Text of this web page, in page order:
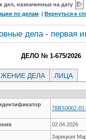
дел, назначенных на дату
по делам |Вернуться к
дела - первая
ДЕЛО № 1-675/2026
ДЕЛА ЛИЦА
78RS0002-
02.04.2026
Зарицкая